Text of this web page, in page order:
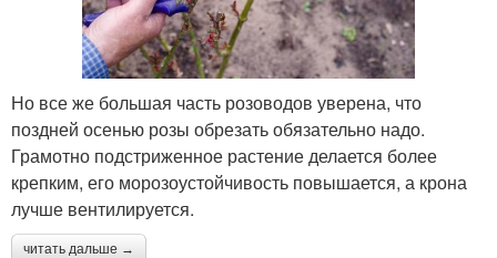
Но все же большая часть розоводов уверена, что
поздней осенью розы обрезать обязательно надо.
Грамотно подстриженное растение делается более
крепким, его морозоустойчивость повышается, а крона
лучше вентилируется.
читать дальше →